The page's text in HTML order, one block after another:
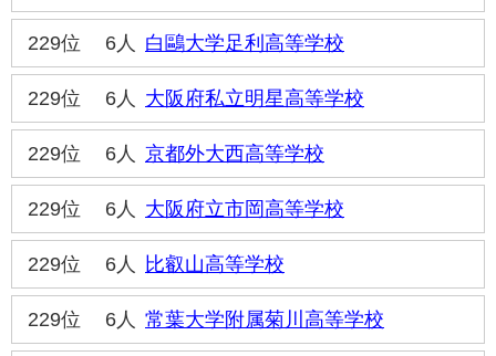
229位 6人 白鷗大学足利高等学校
229位 6人 大阪府私立明星高等学校
229位 6人 京都外大西高等学校
229位 6人 大阪府立市岡高等学校
229位 6人 比叡山高等学校
229位 6人 常葉大学附属菊川高等学校